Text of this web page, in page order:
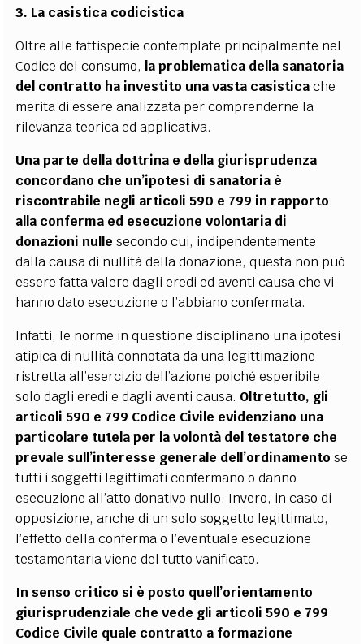
3. La casistica codicistica
Oltre alle fattispecie contemplate principalmente nel
Codice del consumo, la problematica della sanatoria
del contratto ha investito una vasta casisticache
merita di essere analizzata per comprenderne la
rilevanza teorica ed applicativa.
Una parte della dottrina e della giurisprudenza
concordano che un’ipotesi di sanatoria è
riscontrabile negli articoli 590 e 799 in rapporto
alla conferma ed esecuzione volontaria di
donazioni nulle secondo cui, indipendentemente
dalla causa di nullità della donazione, questa non può
essere fatta valere dagli eredi ed aventi causa che vi
hanno dato esecuzione o l’abbiano confermata.
Infatti, le norme in questione disciplinano una ipotesi
atipica di nullità connotata da una legittimazione
ristretta all’esercizio dell’azione poiché esperibile
solo dagli eredi e dagli aventi causa. Oltretutto, gli
articoli 590 e 799 Codice Civile evidenziano una
particolare tutela per la volontà del testatore che
prevale sull’interesse generale dell’ordinamento se
tutti i soggetti legittimati confermano o danno
esecuzione all’atto donativo nullo. Invero, in caso di
opposizione, anche di un solo soggetto legittimato,
l’effetto della conferma o l’eventuale esecuzione
testamentaria viene del tutto vanificato.
In senso critico si è posto quell’orientamento
giurisprudenziale che vede gli articoli 590 e 799
Codice Civile quale contratto a formazione